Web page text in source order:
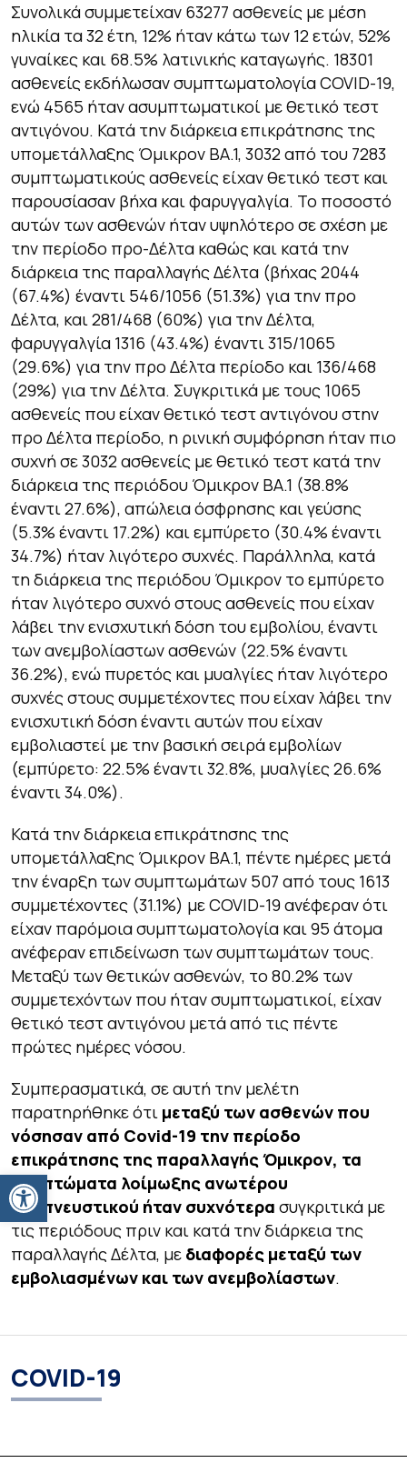
Ανοίξτε τη γραμμή εργαλείων
Συνολικά συμμετείχαν 63277 ασθενείς με μέση
ηλικία τα 32 έτη, 12% ήταν κάτω των 12 ετών, 52%
γυναίκες και 68.5% λατινικής καταγωγής. 18301
ασθενείς εκδήλωσαν συμπτωματολογία COVID-19,
ενώ 4565 ήταν ασυμπτωματικοί με θετικό τεστ
αντιγόνου. Κατά την διάρκεια επικράτησης της
υπομετάλλαξης Όμικρον ΒΑ.1, 3032 από του 7283
συμπτωματικούς ασθενείς είχαν θετικό τεστ και
παρουσίασαν βήχα και φαρυγγαλγία. Το ποσοστό
αυτών των ασθενών ήταν υψηλότερο σε σχέση με
την περίοδο προ-Δέλτα καθώς και κατά την
διάρκεια της παραλλαγής Δέλτα (βήχας 2044
(67.4%) έναντι 546/1056 (51.3%) για την προ
Δέλτα, και 281/468 (60%) για την Δέλτα,
φαρυγγαλγία 1316 (43.4%) έναντι 315/1065
(29.6%) για την προ Δέλτα περίοδο και 136/468
(29%) για την Δέλτα. Συγκριτικά με τους 1065
ασθενείς που είχαν θετικό τεστ αντιγόνου στην
προ Δέλτα περίοδο, η ρινική συμφόρηση ήταν πιο
συχνή σε 3032 ασθενείς με θετικό τεστ κατά την
διάρκεια της περιόδου Όμικρον ΒΑ.1 (38.8%
έναντι 27.6%), απώλεια όσφρησης και γεύσης
(5.3% έναντι 17.2%) και εμπύρετο (30.4% έναντι
34.7%) ήταν λιγότερο συχνές. Παράλληλα, κατά
τη διάρκεια της περιόδου Όμικρον το εμπύρετο
ήταν λιγότερο συχνό στους ασθενείς που είχαν
λάβει την ενισχυτική δόση του εμβολίου, έναντι
των ανεμβολίαστων ασθενών (22.5% έναντι
36.2%), ενώ πυρετός και μυαλγίες ήταν λιγότερο
συχνές στους συμμετέχοντες που είχαν λάβει την
ενισχυτική δόση έναντι αυτών που είχαν
εμβολιαστεί με την βασική σειρά εμβολίων
(εμπύρετο: 22.5% έναντι 32.8%, μυαλγίες 26.6%
έναντι 34.0%).
Κατά την διάρκεια επικράτησης της
υπομετάλλαξης Όμικρον ΒΑ.1, πέντε ημέρες μετά
την έναρξη των συμπτωμάτων 507 από τους 1613
συμμετέχοντες (31.1%) με COVID-19 ανέφεραν ότι
είχαν παρόμοια συμπτωματολογία και 95 άτομα
ανέφεραν επιδείνωση των συμπτωμάτων τους.
Μεταξύ των θετικών ασθενών, το 80.2% των
συμμετεχόντων που ήταν συμπτωματικοί, είχαν
θετικό τεστ αντιγόνου μετά από τις πέντε
πρώτες ημέρες νόσου.
Συμπερασματικά, σε αυτή την μελέτη
παρατηρήθηκε ότι μεταξύ των ασθενών που
νόσησαν από Covid-19 την περίοδο
επικράτησης της παραλλαγής Όμικρον, τα
συμπτώματα λοίμωξης ανωτέρου
αναπνευστικού ήταν συχνότερα συγκριτικά με
τις περιόδους πριν και κατά την διάρκεια της
παραλλαγής Δέλτα, με διαφορές μεταξύ των
εμβολιασμένων και των ανεμβολίαστων.
COVID-19